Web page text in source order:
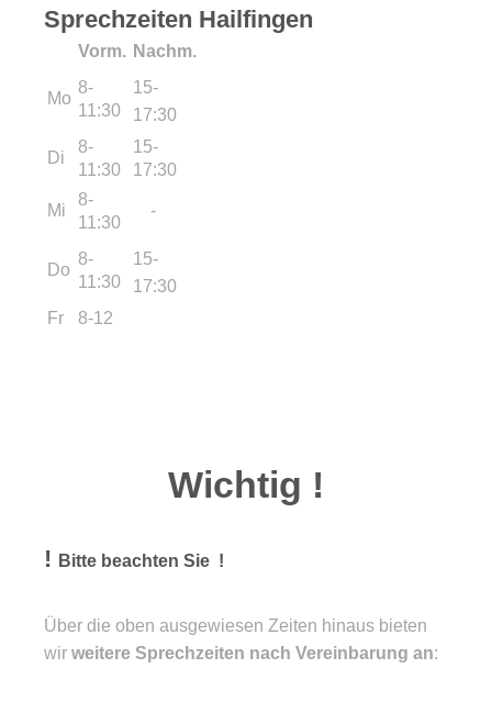
Sprechzeiten Hailfingen
Vorm. Nachm.
Mo
8-
11:30
15-
17:30
Di
8-
11:30
15-
17:30
Mi
8-
11:30
-
Do
8-
11:30
15-
17:30
Fr
8-12
Wichtig !
! Bitte beachten Sie !
Über die oben ausgewiesen Zeiten hinaus bieten
wir weitere Sprechzeiten nach Vereinbarung an: